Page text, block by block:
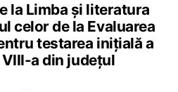
la Limba și literatura
celor de la Evaluarea
testarea inițială a
a din județul